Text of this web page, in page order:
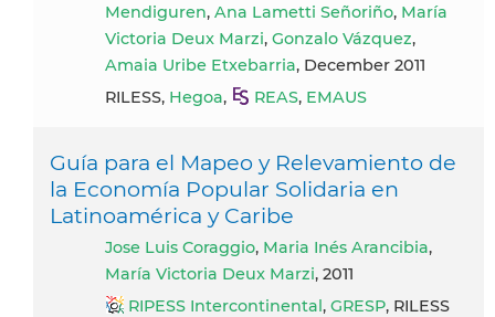
Mendiguren, Ana Lametti Señoriño, María
Victoria Deux Marzi, Gonzalo Vázquez,
Amaia Uribe Etxebarria, December 2011
RILESS, Hegoa, REAS, EMAUS
Guía para el Mapeo y Relevamiento de
la Economía Popular Solidaria en
Latinoamérica y Caribe
Jose Luis Coraggio, Maria Inés Arancibia,
María Victoria Deux Marzi, 2011
RIPESS Intercontinental, GRESP, RILESS